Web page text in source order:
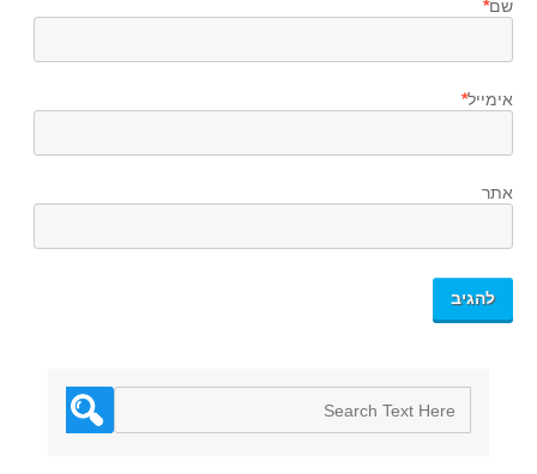
שם*
אימייל*
אתר